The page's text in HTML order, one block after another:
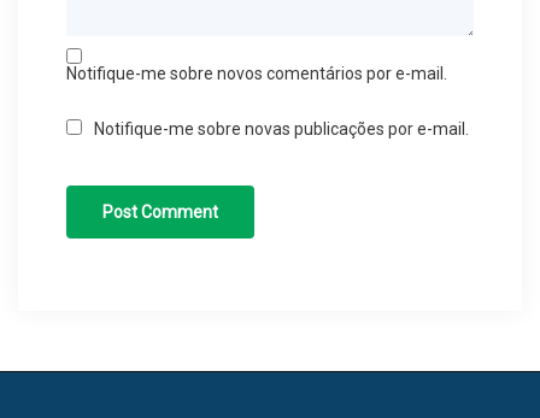
Notifique-me sobre novos comentários por e-mail.
Notifique-me sobre novas publicações por e-mail.